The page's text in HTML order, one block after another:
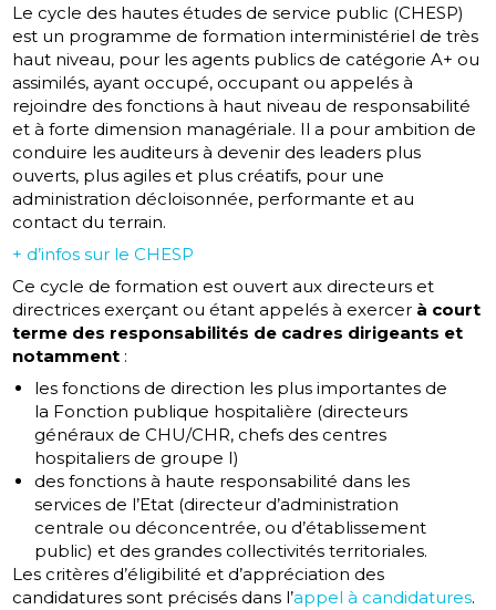
Le cycle des hautes études de service public (CHESP)
est un programme de formation interministériel de très
haut niveau, pour les agents publics de catégorie A+ ou
assimilés, ayant occupé, occupant ou appelés à
rejoindre des fonctions à haut niveau de responsabilité
et à forte dimension managériale. Il a pour ambition de
conduire les auditeurs à devenir des leaders plus
ouverts, plus agiles et plus créatifs, pour une
administration décloisonnée, performante et au
contact du terrain.
+ d’infos sur le CHESP
Ce cycle de formation est ouvert aux directeurs et
directrices exerçant ou étant appelés à exercer à court
terme des responsabilités de cadres dirigeants et
notamment :
les fonctions de direction les plus importantes de
la Fonction publique hospitalière (directeurs
généraux de CHU/CHR, chefs des centres
hospitaliers de groupe I)
des fonctions à haute responsabilité dans les
services de l’Etat (directeur d’administration
centrale ou déconcentrée, ou d’établissement
public) et des grandes collectivités territoriales.
Les critères d’éligibilité et d’appréciation des
candidatures sont précisés dans l’appel à candidatures.